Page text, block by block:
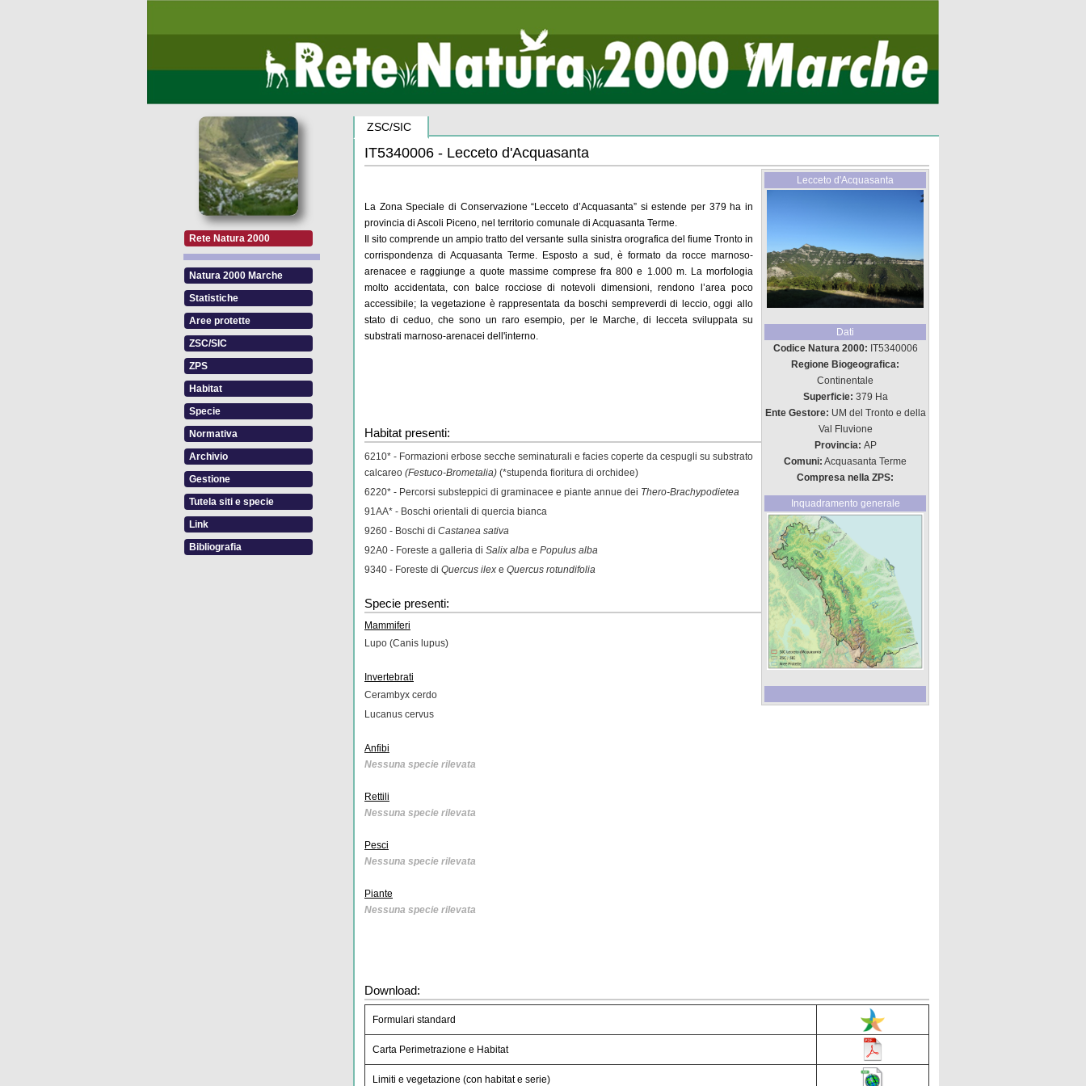
Rete Natura 2000
Natura 2000 Marche
Statistiche
Aree protette
ZSC/SIC
ZPS
Habitat
Specie
Normativa
Archivio
Gestione
Tutela siti e specie
Link
Bibliografia
ZSC/SIC
Lecceto d'Acquasanta
Dati
Codice Natura 2000: IT5340006
Regione Biogeografica:
Continentale
Superficie: 379 Ha
Ente Gestore: UM del Tronto e della
Val Fluvione
Provincia: AP
Comuni: Acquasanta Terme
Compresa nella ZPS:
Inquadramento generale
IT5340006 - Lecceto d'Acquasanta
La Zona Speciale di Conservazione “Lecceto d’Acquasanta” si estende per 379 ha in
provincia di Ascoli Piceno, nel territorio comunale di Acquasanta Terme.
Il sito comprende un ampio tratto del versante sulla sinistra orografica del fiume Tronto in
corrispondenza di Acquasanta Terme. Esposto a sud, è formato da rocce marnoso-
arenacee e raggiunge a quote massime comprese fra 800 e 1.000 m. La morfologia
molto accidentata, con balce rocciose di notevoli dimensioni, rendono l’area poco
accessibile; la vegetazione è rappresentata da boschi sempreverdi di leccio, oggi allo
stato di ceduo, che sono un raro esempio, per le Marche, di lecceta sviluppata su
substrati marnoso-arenacei dell'interno.
Habitat presenti:
6210* - Formazioni erbose secche seminaturali e facies coperte da cespugli su substrato
calcareo (Festuco-Brometalia) (*stupenda fioritura di orchidee)
6220* - Percorsi substeppici di graminacee e piante annue dei Thero-Brachypodietea
91AA* - Boschi orientali di quercia bianca
9260 - Boschi di Castanea sativa
92A0 - Foreste a galleria di Salix alba e Populus alba
9340 - Foreste di Quercus ilex e Quercus rotundifolia
Specie presenti:
Mammiferi
Lupo (Canis lupus)
Invertebrati
Cerambyx cerdo
Lucanus cervus
Anfibi
Nessuna specie rilevata
Rettili
Nessuna specie rilevata
Pesci
Nessuna specie rilevata
Piante
Nessuna specie rilevata
Download:
Formulari standard
Carta Perimetrazione e Habitat
Limiti e vegetazione (con habitat e serie)